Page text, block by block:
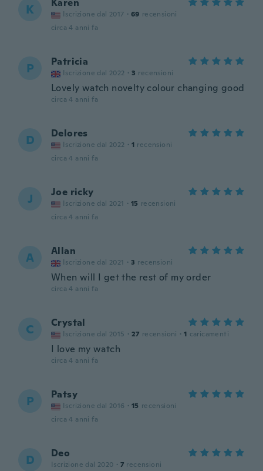
K Karen
Iscrizione dal 2017 · 69 recensioni
circa 4 anni fa
P Patricia
Iscrizione dal 2022 · 3 recensioni
Lovely watch novelty colour changing good
circa 4 anni fa
D Delores
Iscrizione dal 2022 · 1 recensioni
circa 4 anni fa
J Joe ricky
Iscrizione dal 2021 · 15 recensioni
circa 4 anni fa
A Allan
Iscrizione dal 2021 · 3 recensioni
When will I get the rest of my order
circa 4 anni fa
C Crystal
Iscrizione dal 2015 · 27 recensioni · 1 caricamenti
I love my watch
circa 4 anni fa
P Patsy
Iscrizione dal 2016 · 15 recensioni
circa 4 anni fa
D Deo
Iscrizione dal 2020 · 7 recensioni